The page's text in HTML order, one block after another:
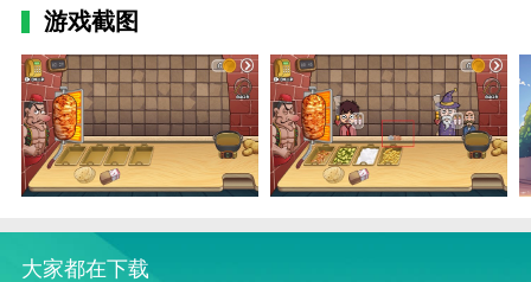
高烹饪效率，不仅提高了玩家的游戏水平，也丰富了游
戏的内涵。
老爹沙威玛21亿金币版游戏特色
独特的欧美画风，让人眼前一亮，显得清新美丽。
操作也是十分简单好上手的。
玩家需要全身心投入经营自己的餐厅，创造一个独
一次构建梦想的旅程。
游戏截图
大家都在下载